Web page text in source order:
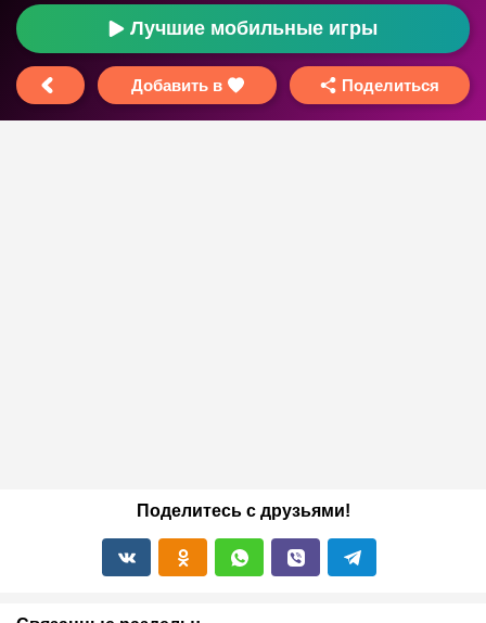
Лучшие мобильные игры
Добавить в Поделиться
Поделитесь с друзьями!